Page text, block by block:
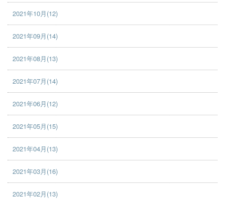
2021年10月(12)
2021年09月(14)
2021年08月(13)
2021年07月(14)
2021年06月(12)
2021年05月(15)
2021年04月(13)
2021年03月(16)
2021年02月(13)